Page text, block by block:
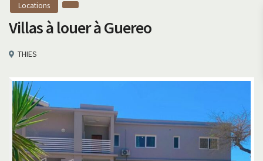
Locations
Villas à louer à Guereo
THIES